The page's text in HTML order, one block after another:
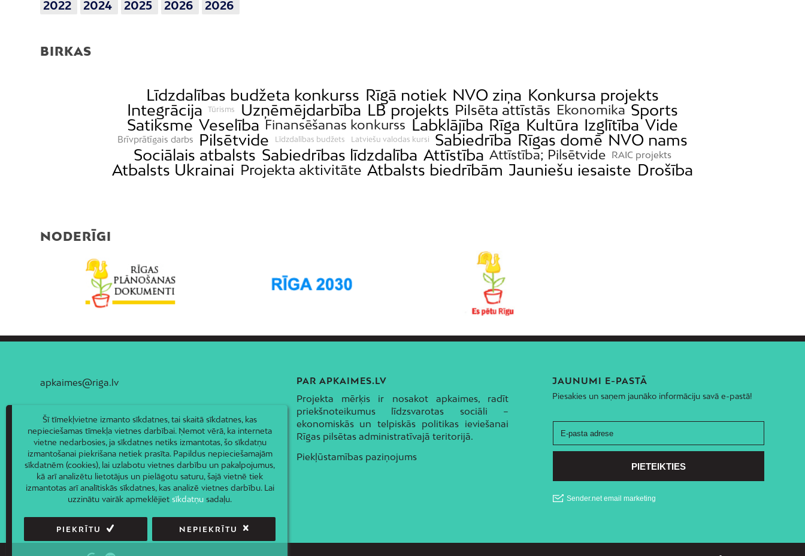
2022 2024 2025 2026 2026
BIRKAS
Līdzdalības budžeta konkurss Rīgā notiek NVO ziņa Konkursa projekts
Integrācija
Tūrisms Uzņēmējdarbība LB projekts Pilsēta attīstās Ekonomika Sports
Satiksme Veselība Finansēšanas konkurss Labklājība Rīga Kultūra Izglītība Vide
Brīvprātīgais darbs Pilsētvide Līdzdalības budžets Latviešu valodas kursi Sabiedrība Rīgas domē NVO nams
Sociālais atbalsts Sabiedrības līdzdalība Attīstība Attīstība; Pilsētvide RAIC projekts
Atbalsts Ukrainai Projekta aktivitāte Atbalsts biedrībām Jauniešu iesaiste Drošība
NODERĪGI
apkaimes@riga.lv PAR APKAIMES.LV
Projekta mērķis ir nosakot apkaimes, radīt
priekšnoteikumus līdzsvarotas sociāli –
ekonomiskās un telpiskās politikas ieviešanai
Rīgas pilsētas administratīvajā teritorijā.
Piekļūstamības paziņojums
JAUNUMI E-PASTĀ
Piesakies un saņem jaunāko informāciju savā e-pastā!
Šī tīmekļvietne izmanto sīkdatnes, tai skaitā sīkdatnes, kas
nepieciešamas tīmekļa vietnes darbībai. Ņemot vērā, ka interneta
vietne nedarbosies, ja sīkdatnes netiks izmantotas, šo sīkdatņu
izmantošanai piekrišana netiek prasīta. Papildus nepieciešamajām
sīkdatnēm (cookies), lai uzlabotu vietnes darbību un pakalpojumus,
kā arī analizētu lietotājus un pielāgotu saturu, šajā vietnē tiek
izmantotas arī analītiskās sīkdatnes, kas analizē vietnes darbību. Lai
uzzinātu vairāk apmeklējietsīkdatņu sadaļu.
PIEKRĪTU NEPIEKRĪTU